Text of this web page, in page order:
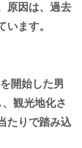
原因は、過去
ます。
開始した男
観光地化さ
たりで踏み込